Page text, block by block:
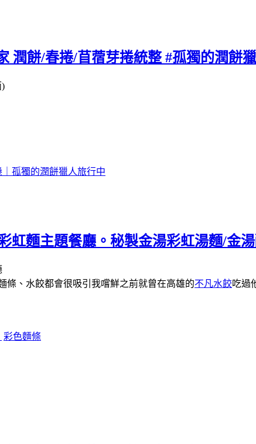
潤餅/春捲/苜蓿芽捲統整 #孤獨的潤餅
｜孤獨的潤餅獵人旅行中
虹麵主題餐廳。秘製金湯彩虹湯麵/金
條、水餃都會很吸引我嚐鮮之前就曾在高雄的不凡水餃吃過
彩色麵條